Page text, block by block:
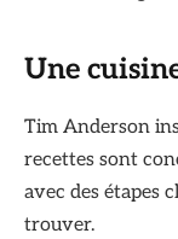
Une
Tim Anderson
recettes sont
avec des étapes
trouver.